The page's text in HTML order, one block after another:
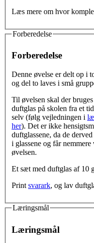
Læs mere om hvor
Forberedelse
Forberedelse
Denne øvelse er delt op i
og del to laves i små
Til øvelsen skal der
duftglas på skolen fra et
selv (følg vejledningen i
her). Det er ikke
duftglassene, da de
i glassene og får
øvelsen.
Et sæt med duftglas af 10
Print svarark, og lav
Læringsmål
Læringsmål